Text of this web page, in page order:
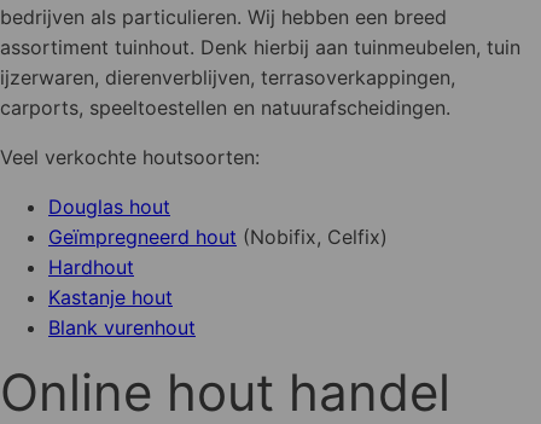
bedrijven als particulieren. Wij hebben een breed
assortiment tuinhout. Denk hierbij aan tuinmeubelen, tuin
ijzerwaren, dierenverblijven, terrasoverkappingen,
carports, speeltoestellen en natuurafscheidingen.
Veel verkochte houtsoorten:
Douglas hout
Geïmpregneerd hout (Nobifix, Celfix)
Hardhout
Kastanje hout
Blank vurenhout
Online hout handel